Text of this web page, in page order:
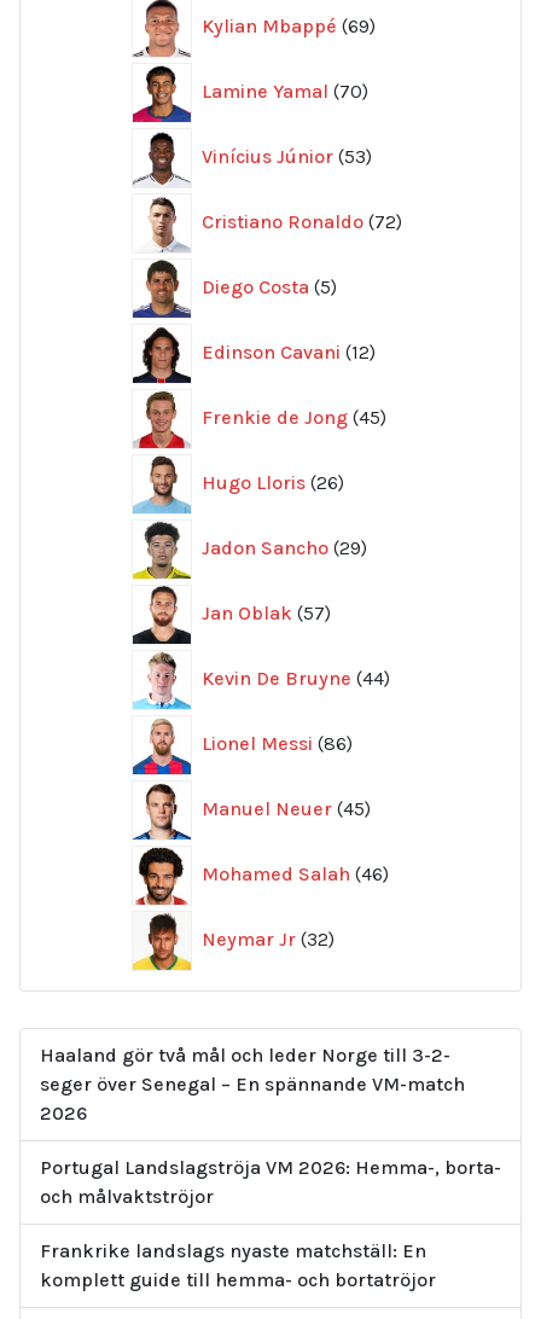
Kylian Mbappé 69
produkter
Lamine Yamal 70
produkter
Vinícius Júnior 53
produkter
Cristiano Ronaldo 72
produkter
Diego Costa 5
produkter
Edinson Cavani 12
produkter
Frenkie de Jong 45
produkter
Hugo Lloris 26
produkter
Jadon Sancho 29
produkter
Jan Oblak 57
produkter
Kevin De Bruyne 44
produkter
Lionel Messi 86
produkter
Manuel Neuer 45
produkter
Mohamed Salah 46
produkter
Neymar Jr 32
produkter
Haaland gör två mål och leder Norge till 3-2-
seger över Senegal – En spännande VM-match
2026
Portugal Landslagströja VM 2026: Hemma-, borta-
och målvaktströjor
Frankrike landslags nyaste matchställ: En
komplett guide till hemma- och bortatröjor